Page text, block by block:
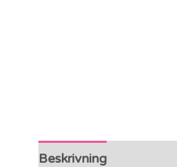
Beskrivning